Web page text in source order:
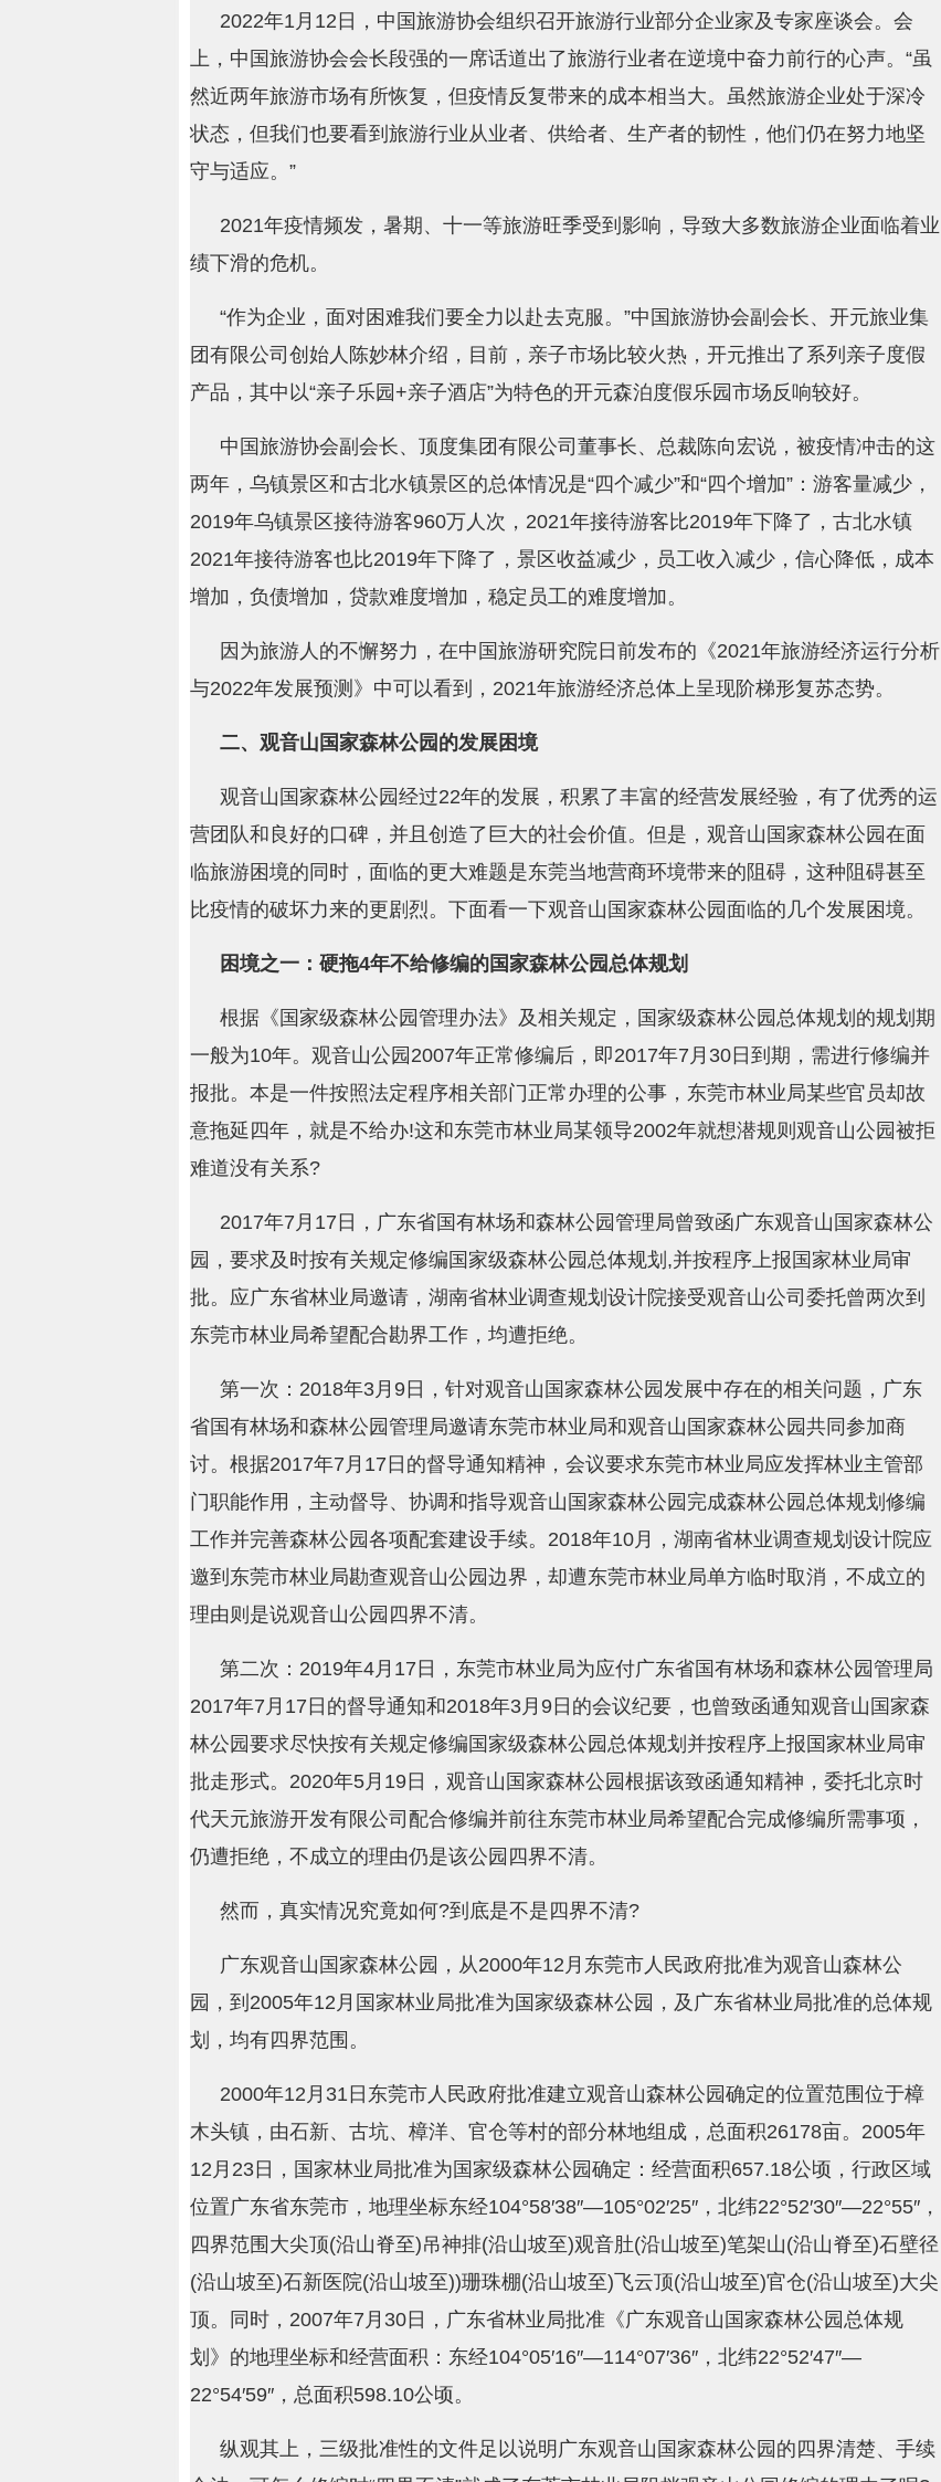
2022年1月12日，中国旅游协会组织召开旅游行业部分企业家及专家座谈会。会
上，中国旅游协会会长段强的一席话道出了旅游行业者在逆境中奋力前行的心声。“虽
然近两年旅游市场有所恢复，但疫情反复带来的成本相当大。虽然旅游企业处于深冷
状态，但我们也要看到旅游行业从业者、供给者、生产者的韧性，他们仍在努力地坚
守与适应。”
2021年疫情频发，暑期、十一等旅游旺季受到影响，导致大多数旅游企业面临着业
绩下滑的危机。
“作为企业，面对困难我们要全力以赴去克服。”中国旅游协会副会长、开元旅业集
团有限公司创始人陈妙林介绍，目前，亲子市场比较火热，开元推出了系列亲子度假
产品，其中以“亲子乐园+亲子酒店”为特色的开元森泊度假乐园市场反响较好。
中国旅游协会副会长、顶度集团有限公司董事长、总裁陈向宏说，被疫情冲击的这
两年，乌镇景区和古北水镇景区的总体情况是“四个减少”和“四个增加”：游客量减少，
2019年乌镇景区接待游客960万人次，2021年接待游客比2019年下降了，古北水镇
2021年接待游客也比2019年下降了，景区收益减少，员工收入减少，信心降低，成本
增加，负债增加，贷款难度增加，稳定员工的难度增加。
因为旅游人的不懈努力，在中国旅游研究院日前发布的《2021年旅游经济运行分析
与2022年发展预测》中可以看到，2021年旅游经济总体上呈现阶梯形复苏态势。
二、观音山国家森林公园的发展困境
观音山国家森林公园经过22年的发展，积累了丰富的经营发展经验，有了优秀的运
营团队和良好的口碑，并且创造了巨大的社会价值。但是，观音山国家森林公园在面
临旅游困境的同时，面临的更大难题是东莞当地营商环境带来的阻碍，这种阻碍甚至
比疫情的破坏力来的更剧烈。下面看一下观音山国家森林公园面临的几个发展困境。
困境之一：硬拖4年不给修编的国家森林公园总体规划
根据《国家级森林公园管理办法》及相关规定，国家级森林公园总体规划的规划期
一般为10年。观音山公园2007年正常修编后，即2017年7月30日到期，需进行修编并
报批。本是一件按照法定程序相关部门正常办理的公事，东莞市林业局某些官员却故
意拖延四年，就是不给办!这和东莞市林业局某领导2002年就想潜规则观音山公园被拒
难道没有关系?
2017年7月17日，广东省国有林场和森林公园管理局曾致函广东观音山国家森林公
园，要求及时按有关规定修编国家级森林公园总体规划,并按程序上报国家林业局审
批。应广东省林业局邀请，湖南省林业调查规划设计院接受观音山公司委托曾两次到
东莞市林业局希望配合勘界工作，均遭拒绝。
第一次：2018年3月9日，针对观音山国家森林公园发展中存在的相关问题，广东
省国有林场和森林公园管理局邀请东莞市林业局和观音山国家森林公园共同参加商
讨。根据2017年7月17日的督导通知精神，会议要求东莞市林业局应发挥林业主管部
门职能作用，主动督导、协调和指导观音山国家森林公园完成森林公园总体规划修编
工作并完善森林公园各项配套建设手续。2018年10月，湖南省林业调查规划设计院应
邀到东莞市林业局勘查观音山公园边界，却遭东莞市林业局单方临时取消，不成立的
理由则是说观音山公园四界不清。
第二次：2019年4月17日，东莞市林业局为应付广东省国有林场和森林公园管理局
2017年7月17日的督导通知和2018年3月9日的会议纪要，也曾致函通知观音山国家森
林公园要求尽快按有关规定修编国家级森林公园总体规划并按程序上报国家林业局审
批走形式。2020年5月19日，观音山国家森林公园根据该致函通知精神，委托北京时
代天元旅游开发有限公司配合修编并前往东莞市林业局希望配合完成修编所需事项，
仍遭拒绝，不成立的理由仍是该公园四界不清。
然而，真实情况究竟如何?到底是不是四界不清?
广东观音山国家森林公园，从2000年12月东莞市人民政府批准为观音山森林公
园，到2005年12月国家林业局批准为国家级森林公园，及广东省林业局批准的总体规
划，均有四界范围。
2000年12月31日东莞市人民政府批准建立观音山森林公园确定的位置范围位于樟
木头镇，由石新、古坑、樟洋、官仓等村的部分林地组成，总面积26178亩。2005年
12月23日，国家林业局批准为国家级森林公园确定：经营面积657.18公顷，行政区域
位置广东省东莞市，地理坐标东经104°58′38″—105°02′25″，北纬22°52′30″—22°55″，
四界范围大尖顶(沿山脊至)吊神排(沿山坡至)观音肚(沿山坡至)笔架山(沿山脊至)石壁径
(沿山坡至)石新医院(沿山坡至))珊珠棚(沿山坡至)飞云顶(沿山坡至)官仓(沿山坡至)大尖
顶。同时，2007年7月30日，广东省林业局批准《广东观音山国家森林公园总体规
划》的地理坐标和经营面积：东经104°05′16″—114°07′36″，北纬22°52′47″—
22°54′59″，总面积598.10公顷。
纵观其上，三级批准性的文件足以说明广东观音山国家森林公园的四界清楚、手续